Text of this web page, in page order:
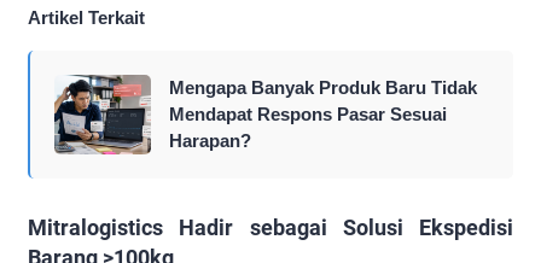
Artikel Terkait
Mengapa Banyak Produk Baru Tidak
Mendapat Respons Pasar Sesuai
Harapan?
Mitralogistics Hadir sebagai Solusi Ekspedisi
Barang >100kg